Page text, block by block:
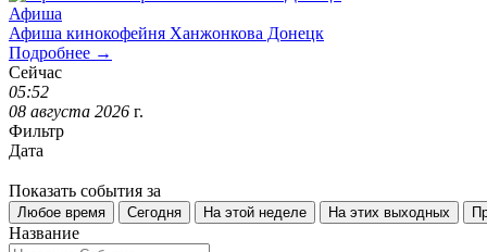
Афиша
Афиша кинокофейня Ханжонкова Донецк
Подробнее →
Сейчас
05:52
08 августа 2026 г.
Фильтр
Дата
Показать события за
Любое время Сегодня На этой неделе На этих выходных
Название